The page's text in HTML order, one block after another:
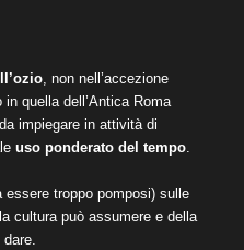
, non nell’accezione
quella dell’Antica Roma
impiegare in attività di
uso ponderato del tempo
troppo pomposi) sulle
cultura può assumere e della